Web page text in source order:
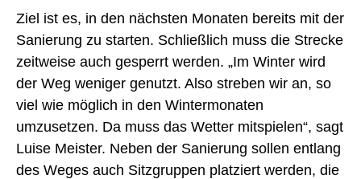
Ziel ist es, in den nächsten Monaten bereits mit der
Sanierung zu starten. Schließlich muss die Strecke
zeitweise auch gesperrt werden. „Im Winter wird
der Weg weniger genutzt. Also streben wir an, so
viel wie möglich in den Wintermonaten
umzusetzen. Da muss das Wetter mitspielen“, sagt
Luise Meister. Neben der Sanierung sollen entlang
des Weges auch Sitzgruppen platziert werden, die